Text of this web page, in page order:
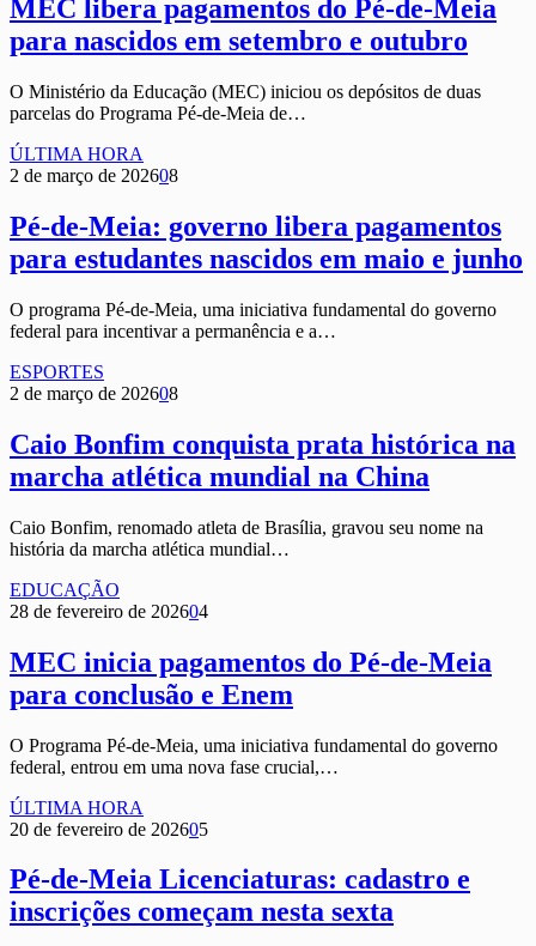
MEC libera pagamentos do Pé-de-Meia
para nascidos em setembro e outubro
O Ministério da Educação (MEC) iniciou os depósitos de duas
parcelas do Programa Pé-de-Meia de…
ÚLTIMA HORA
2 de março de 202608
Pé-de-Meia: governo libera pagamentos
para estudantes nascidos em maio e junho
O programa Pé-de-Meia, uma iniciativa fundamental do governo
federal para incentivar a permanência e a…
ESPORTES
2 de março de 202608
Caio Bonfim conquista prata histórica na
marcha atlética mundial na China
Caio Bonfim, renomado atleta de Brasília, gravou seu nome na
história da marcha atlética mundial…
EDUCAÇÃO
28 de fevereiro de 202604
MEC inicia pagamentos do Pé-de-Meia
para conclusão e Enem
O Programa Pé-de-Meia, uma iniciativa fundamental do governo
federal, entrou em uma nova fase crucial,…
ÚLTIMA HORA
20 de fevereiro de 202605
Pé-de-Meia Licenciaturas: cadastro e
inscrições começam nesta sexta